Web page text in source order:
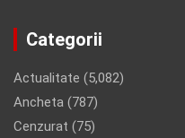
Categorii
Actualitate (5,082)
Ancheta (787)
Cenzurat (75)